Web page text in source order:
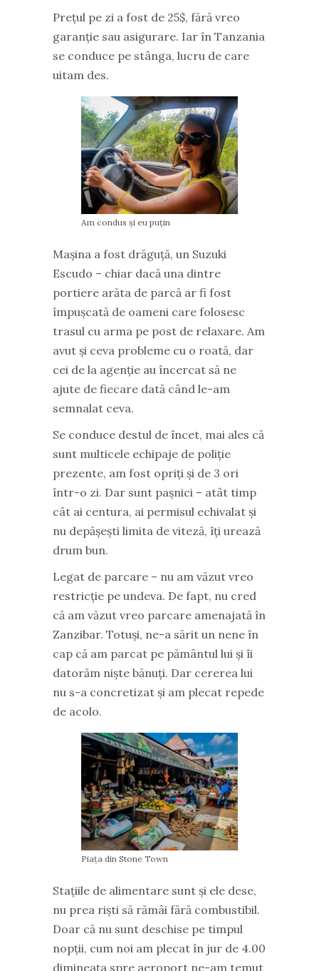
Prețul pe zi a fost de 25$, fără vreo
garanție sau asigurare. Iar în Tanzania
se conduce pe stânga, lucru de care
uitam des.
Am condus și eu puțin
Mașina a fost drăguță, un Suzuki
Escudo – chiar dacă una dintre
portiere arăta de parcă ar fi fost
împușcată de oameni care folosesc
trasul cu arma pe post de relaxare. Am
avut și ceva probleme cu o roată, dar
cei de la agenție au încercat să ne
ajute de fiecare dată când le-am
semnalat ceva.
Se conduce destul de încet, mai ales că
sunt multicele echipaje de poliție
prezente, am fost opriți și de 3 ori
într-o zi. Dar sunt pașnici – atât timp
cât ai centura, ai permisul echivalat și
nu depășești limita de viteză, îți urează
drum bun.
Legat de parcare – nu am văzut vreo
restricție pe undeva. De fapt, nu cred
că am văzut vreo parcare amenajată în
Zanzibar. Totuși, ne-a sărit un nene în
cap că am parcat pe pământul lui și îi
datorăm niște bănuți. Dar cererea lui
nu s-a concretizat și am plecat repede
de acolo.
Piața din Stone Town
Stațiile de alimentare sunt și ele dese,
nu prea riști să rămâi fără combustibil.
Doar că nu sunt deschise pe timpul
nopții, cum noi am plecat în jur de 4.00
dimineața spre aeroport ne-am temut